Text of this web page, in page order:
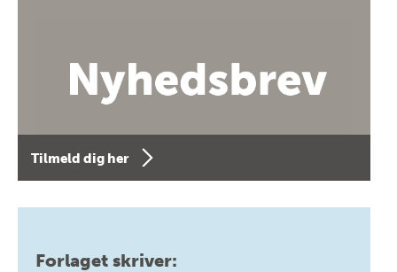
Tilmeld dig her
Forlaget skriver: